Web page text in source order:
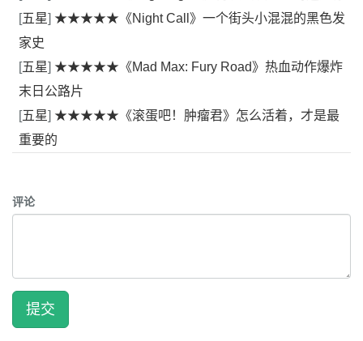
[五星] ★★★★★《Night Call》一个街头小混混的黑色发
家史
[五星] ★★★★★《Mad Max: Fury Road》热血动作爆炸
末日公路片
[五星] ★★★★★《滚蛋吧！肿瘤君》怎么活着，才是最
重要的
评论
提交